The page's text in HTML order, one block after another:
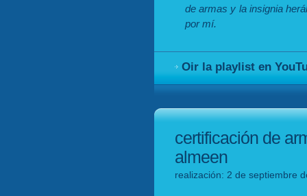
de armas y la insignia
por mí.
Oir la playlist en
certificación de
almeen
realización: 2 de septiembre